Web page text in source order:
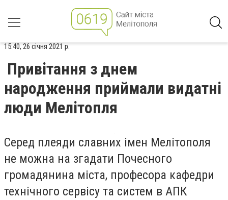
15:40, 26 січня 2021 р.
Привітання з днем
народження приймали видатні
люди Мелітопля
Серед плеяди славних імен Мелітополя
не можна на згадати Почесного
громадянина міста, професора кафедри
технічного сервісу та систем в АПК